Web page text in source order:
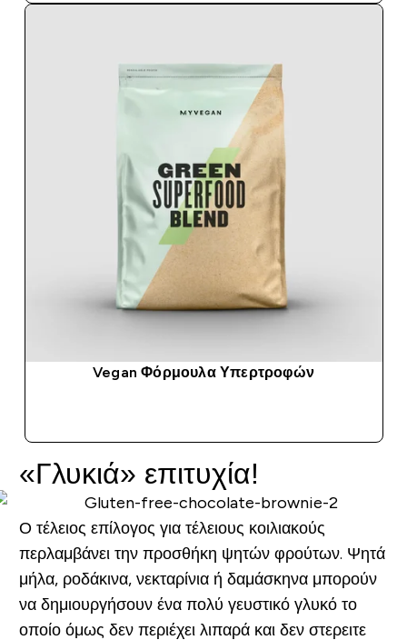
Vegan Φόρμουλα Υπερτροφών
«Γλυκιά» επιτυχία!
Ο τέλειος επίλογος για τέλειους κοιλιακούς
περλαμβάνει την προσθήκη ψητών φρούτων. Ψητά
μήλα, ροδάκινα, νεκταρίνια ή δαμάσκηνα μπορούν
να δημιουργήσουν ένα πολύ γευστικό γλυκό το
οποίο όμως δεν περιέχει λιπαρά και δεν στερειτε